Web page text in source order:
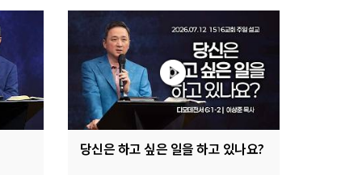
당신은 하고 싶은 일을 하고 있나요?